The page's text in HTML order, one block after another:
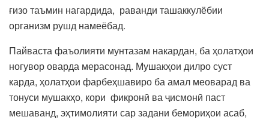
ғизо таъмин нагардида, раванди ташаккулёбии
организм рушд намеёбад.
Пайваста фаъолияти мунтазам накардан, ба ҳолатҳои
ногувор оварда мерасонад. Мушакҳои дилро суст
карда, ҳолатҳои фарбеҳшавиро ба амал меоварад ва
тонуси мушакҳо, кори фикронӣ ва ҷисмонӣ паст
мешаванд, эҳтимолияти сар задани бемориҳои асаб,